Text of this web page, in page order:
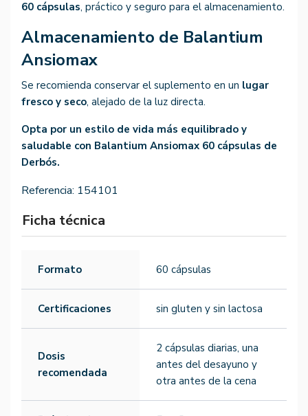
60 cápsulas, práctico y seguro para el almacenamiento.
Almacenamiento de Balantium
Ansiomax
Se recomienda conservar el suplemento en un lugar
fresco y seco, alejado de la luz directa.
Opta por un estilo de vida más equilibrado y
saludable con Balantium Ansiomax 60 cápsulas de
Derbós.
Referencia: 154101
Ficha técnica
Formato 60 cápsulas
Certificaciones sin gluten y sin lactosa
Dosis
recomendada
2 cápsulas diarias, una
antes del desayuno y
otra antes de la cena